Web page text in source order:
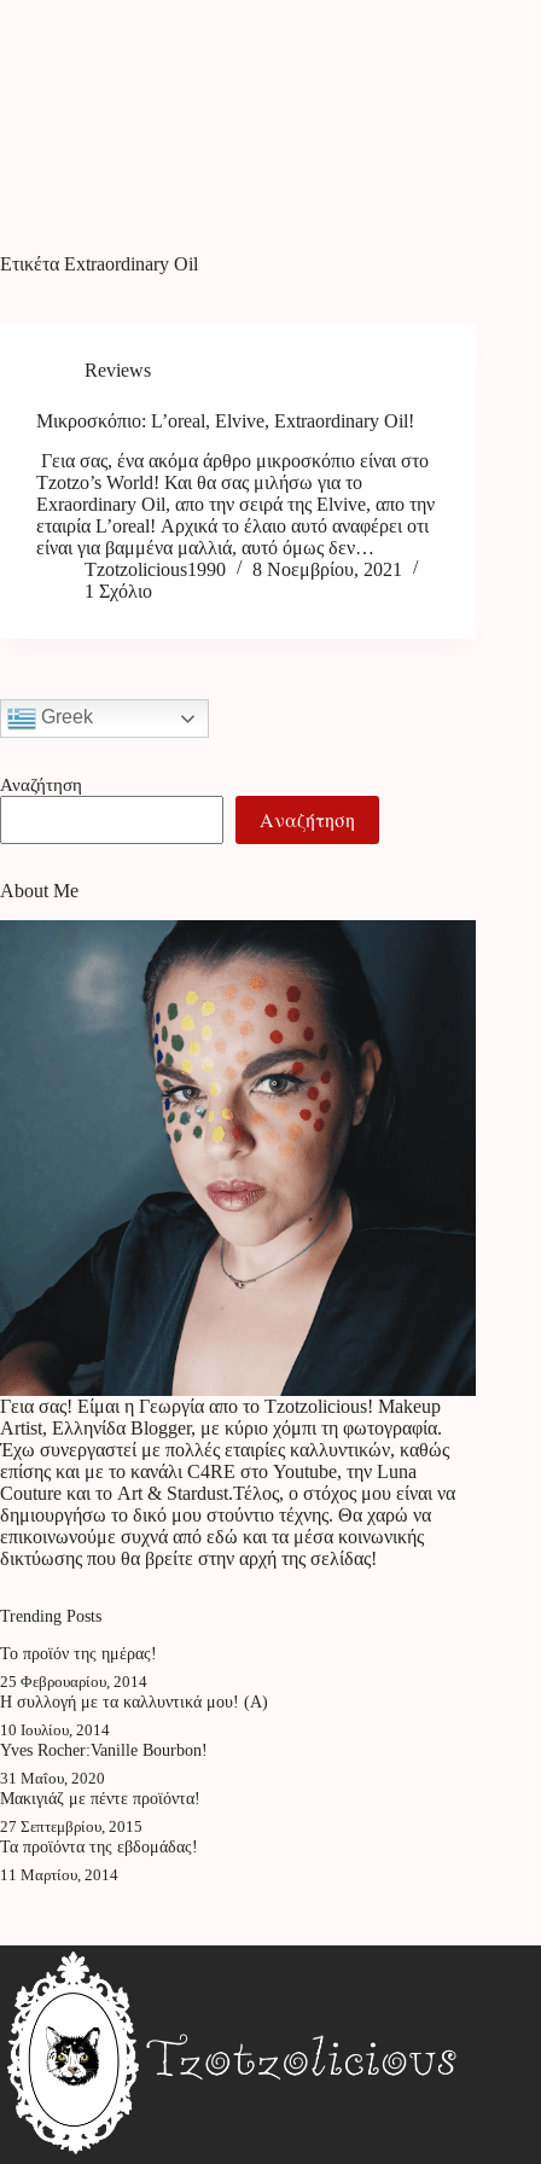
Ετικέτα Extraordinary Oil
Reviews
Μικροσκόπιο: L’οreal, Elvive, Extraordinary Oil!
Γεια σας, ένα ακόμα άρθρο μικροσκόπιο είναι στο
Tzotzo’s World! Και θα σας μιλήσω για το
Exraordinary Oil, απο την σειρά της Elvive, απο την
εταιρία L’oreal! Αρχικά το έλαιο αυτό αναφέρει οτι
είναι για βαμμένα μαλλιά, αυτό όμως δεν…
Tzotzolicious1990
8 Νοεμβρίου, 2021
1 Σχόλιο
Greek
Αναζήτηση
Αναζήτηση
About Me
Γεια σας! Είμαι η Γεωργία απο το Tzotzolicious! Makeup
Artist, Ελληνίδα Blogger, με κύριο χόμπι τη φωτογραφία.
Έχω συνεργαστεί με πολλές εταιρίες καλλυντικών, καθώς
επίσης και με το κανάλι C4RE στο Youtube, την Luna
Couture και το Art & Stardust.Τέλος, ο στόχος μου είναι να
δημιουργήσω το δικό μου στούντιο τέχνης. Θα χαρώ να
επικοινωνούμε συχνά από εδώ και τα μέσα κοινωνικής
δικτύωσης που θα βρείτε στην αρχή της σελίδας!
Trending Posts
To προϊόν της ημέρας!
25 Φεβρουαρίου, 2014
Η συλλογή με τα καλλυντικά μου! (Α)
10 Ιουλίου, 2014
Yves Rocher:Vanille Bourbon!
31 Μαΐου, 2020
Μακιγιάζ με πέντε προϊόντα!
27 Σεπτεμβρίου, 2015
Τα προϊόντα της εβδομάδας!
11 Μαρτίου, 2014